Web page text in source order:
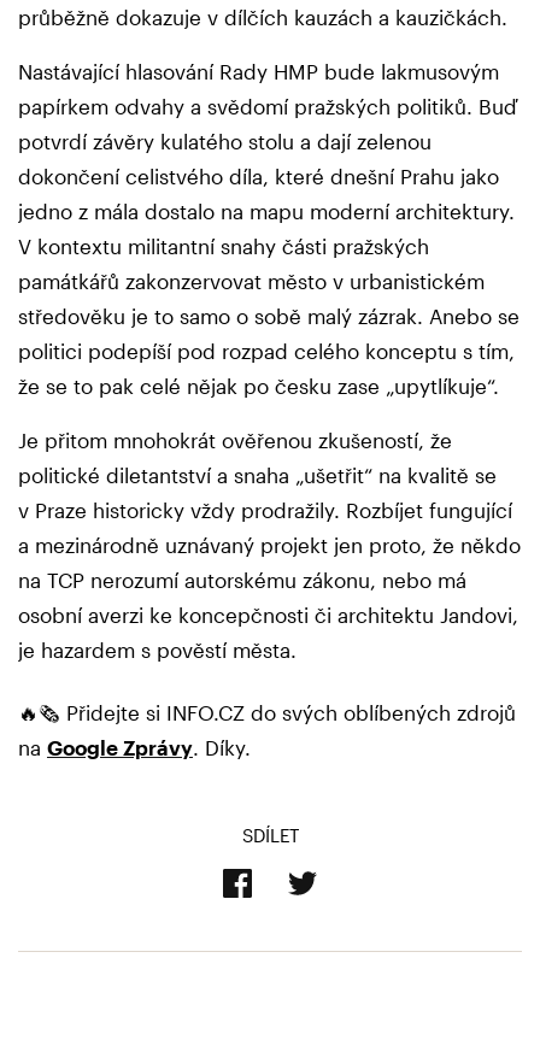
průběžně dokazuje v dílčích kauzách a kauzičkách.
Nastávající hlasování Rady HMP bude lakmusovým
papírkem odvahy a svědomí pražských politiků. Buď
potvrdí závěry kulatého stolu a dají zelenou
dokončení celistvého díla, které dnešní Prahu jako
jedno z mála dostalo na mapu moderní architektury.
V kontextu militantní snahy části pražských
památkářů zakonzervovat město v urbanistickém
středověku je to samo o sobě malý zázrak. Anebo se
politici podepíší pod rozpad celého konceptu s tím,
že se to pak celé nějak po česku zase „upytlíkuje“.
Je přitom mnohokrát ověřenou zkušeností, že
politické diletantství a snaha „ušetřit“ na kvalitě se
v Praze historicky vždy prodražily. Rozbíjet fungující
a mezinárodně uznávaný projekt jen proto, že někdo
na TCP nerozumí autorskému zákonu, nebo má
osobní averzi ke koncepčnosti či architektu Jandovi,
je hazardem s pověstí města.
🔥🗞️ Přidejte si INFO.CZ do svých oblíbených zdrojů
na Google Zprávy . Díky.
SDÍLET